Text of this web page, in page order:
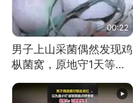
00:22
男子上山采菌偶然发现鸡
枞菌窝，原地守1天等它